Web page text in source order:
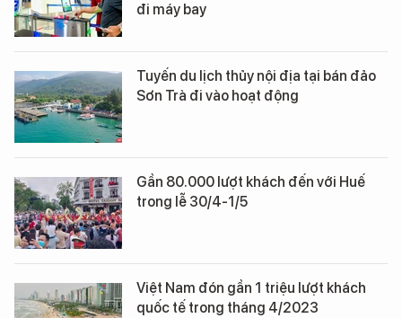
đi máy bay
Tuyến du lịch thủy nội địa tại bán đảo
Sơn Trà đi vào hoạt động
Gần 80.000 lượt khách đến với Huế
trong lễ 30/4-1/5
Việt Nam đón gần 1 triệu lượt khách
quốc tế trong tháng 4/2023